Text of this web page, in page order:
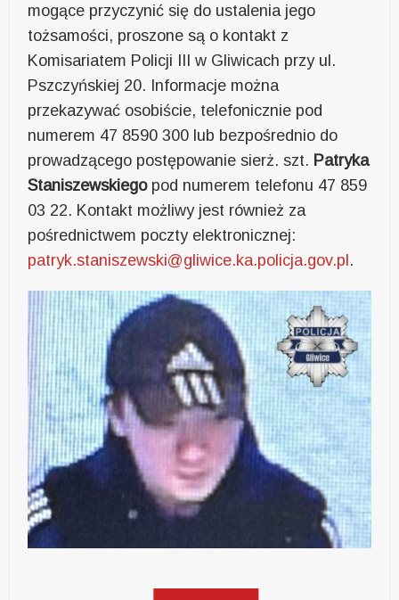
mogące przyczynić się do ustalenia jego
tożsamości, proszone są o kontakt z
Komisariatem Policji III w Gliwicach przy ul.
Pszczyńskiej 20. Informacje można
przekazywać osobiście, telefonicznie pod
numerem 47 8590 300 lub bezpośrednio do
prowadzącego postępowanie sierż. szt. Patryka
Staniszewskiegopod numerem telefonu 47 859
03 22. Kontakt możliwy jest również za
pośrednictwem poczty elektronicznej:
patryk.staniszewski@gliwice.ka.policja.gov.pl.